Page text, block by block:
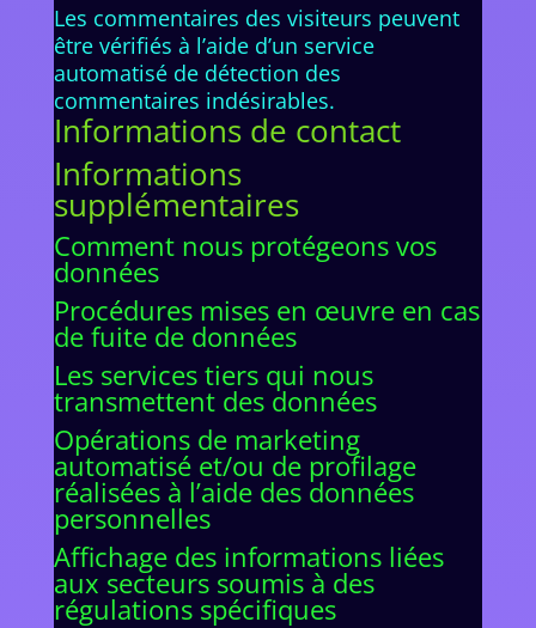
Les commentaires des visiteurs peuvent
être vérifiés à l’aide d’un service
automatisé de détection des
commentaires indésirables.
Informations de contact
Informations
supplémentaires
Comment nous protégeons vos
données
Procédures mises en œuvre en cas
de fuite de données
Les services tiers qui nous
transmettent des données
Opérations de marketing
automatisé et/ou de profilage
réalisées à l’aide des données
personnelles
Affichage des informations liées
aux secteurs soumis à des
régulations spécifiques